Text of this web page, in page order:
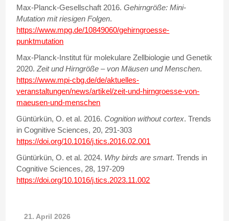
Max-Planck-Gesellschaft 2016.Gehirngröße: Mini-
Mutation mit riesigen Folgen.
https://www.mpg.de/10849060/gehirngroesse-
punktmutation
Max-Planck-Institut für molekulare Zellbiologie und Genetik
2020.Zeit und Hirngröße – von Mäusen und Menschen.
https://www.mpi-cbg.de/de/aktuelles-
veranstaltungen/news/artikel/zeit-und-hirngroesse-von-
maeusen-und-menschen
Güntürkün, O. et al. 2016.Cognition without cortex. Trends
in Cognitive Sciences, 20, 291-303
https://doi.org/10.1016/j.tics.2016.02.001
Güntürkün, O. et al. 2024. Why birds are smart. Trends in
Cognitive Sciences, 28, 197-209
https://doi.org/10.1016/j.tics.2023.11.002
21. April 2026